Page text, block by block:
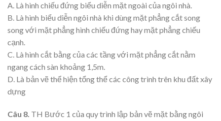
A. Là hình chiếu đứng biểu diễn mặt ngoài của ngôi nhà.
B. Là hình biểu diễn ngôi nhà khi dùng mặt phẳng cắt song
song với mặt phẳng hình chiếu đứng hay mặt phẳng chiếu
cạnh.
C. Là hình cắt bằng của các tầng với mặt phẳng cắt nằm
ngang cách sàn khoảng 1,5m.
D. Là bản vẽ thể hiện tổng thể các công trình trên khu đất xây
dựng
Câu 8. TH Bước 1 của quy trình lập bản vẽ mặt bằng ngôi